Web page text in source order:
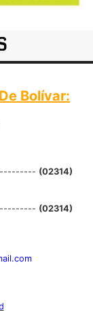
Bolívar:
(02314)
(02314)